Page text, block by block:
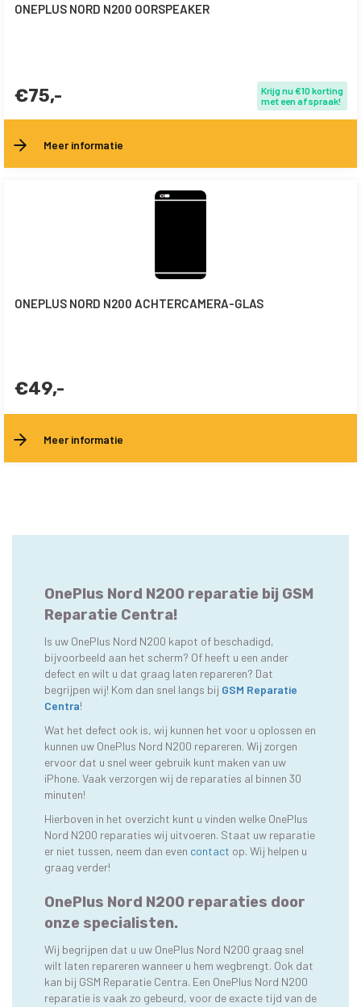
ONEPLUS NORD N200 OORSPEAKER
€75,-
Krijg nu €10 korting
met een afspraak!
Meer informatie
ONEPLUS NORD N200 ACHTERCAMERA-GLAS
€49,-
Meer informatie
OnePlus Nord N200 reparatie bij GSM
Reparatie Centra!
Is uw OnePlus Nord N200 kapot of beschadigd,
bijvoorbeeld aan het scherm? Of heeft u een ander
defect en wilt u dat graag laten repareren? Dat
begrijpen wij! Kom dan snel langs bij GSM Reparatie
Centra!
Wat het defect ook is, wij kunnen het voor u oplossen en
kunnen uw OnePlus Nord N200 repareren. Wij zorgen
ervoor dat u snel weer gebruik kunt maken van uw
iPhone. Vaak verzorgen wij de reparaties al binnen 30
minuten!
Hierboven in het overzicht kunt u vinden welke OnePlus
Nord N200 reparaties wij uitvoeren. Staat uw reparatie
er niet tussen, neem dan even contact op. Wij helpen u
graag verder!
OnePlus Nord N200 reparaties door
onze specialisten.
Wij begrijpen dat u uw OnePlus Nord N200 graag snel
wilt laten repareren wanneer u hem wegbrengt. Ook dat
kan bij GSM Reparatie Centra. Een OnePlus Nord N200
reparatie is vaak zo gebeurd, voor de exacte tijd van de